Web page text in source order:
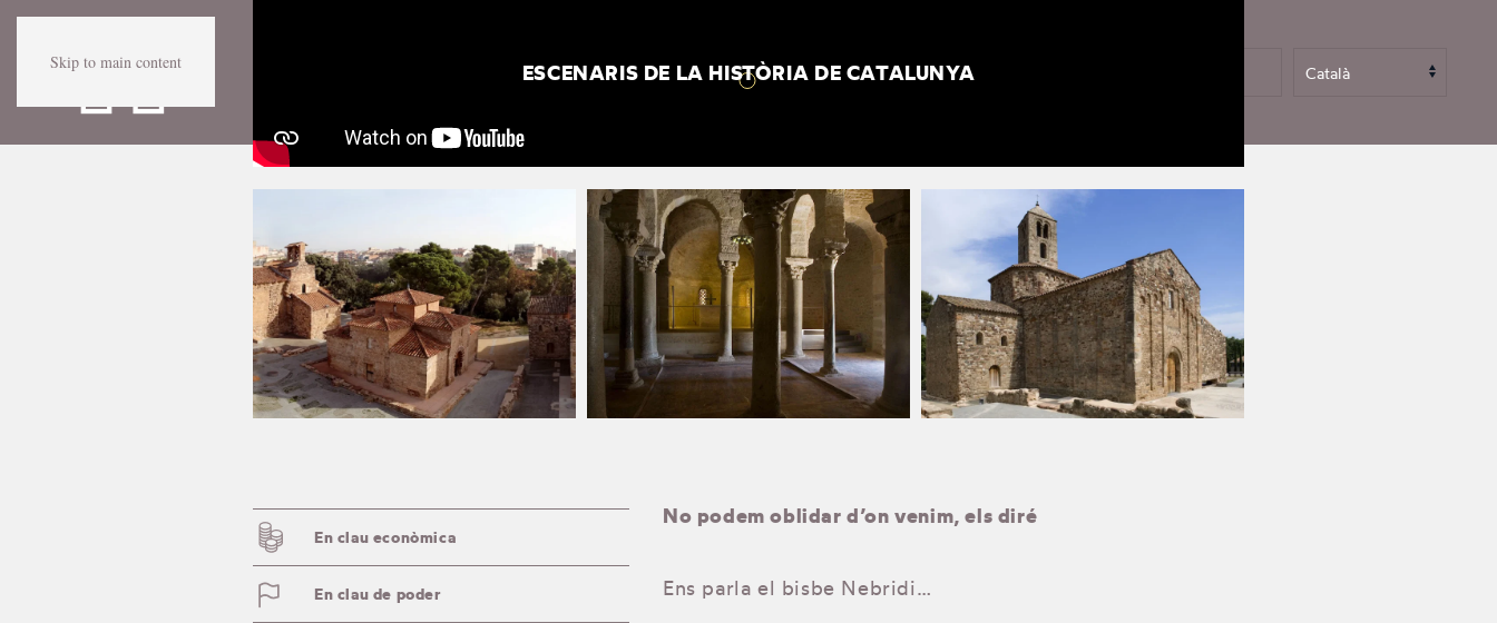
Skip to main content ESCENARIS DE LA HISTÒRIA DE CATALUNYA
Nebridi d’Ègara i l’expansió de la comunitat cristiana
No podem oblidar d’on venim, els diré
Ens parla el bisbe Nebridi…
En clau econòmica
En clau de poder